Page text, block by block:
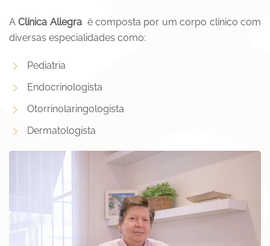
AClínica Allegraé composta por um corpo clínico com
diversas especialidades como:
Pediatria
Endocrinologista
Otorrinolaringologista
Dermatologista